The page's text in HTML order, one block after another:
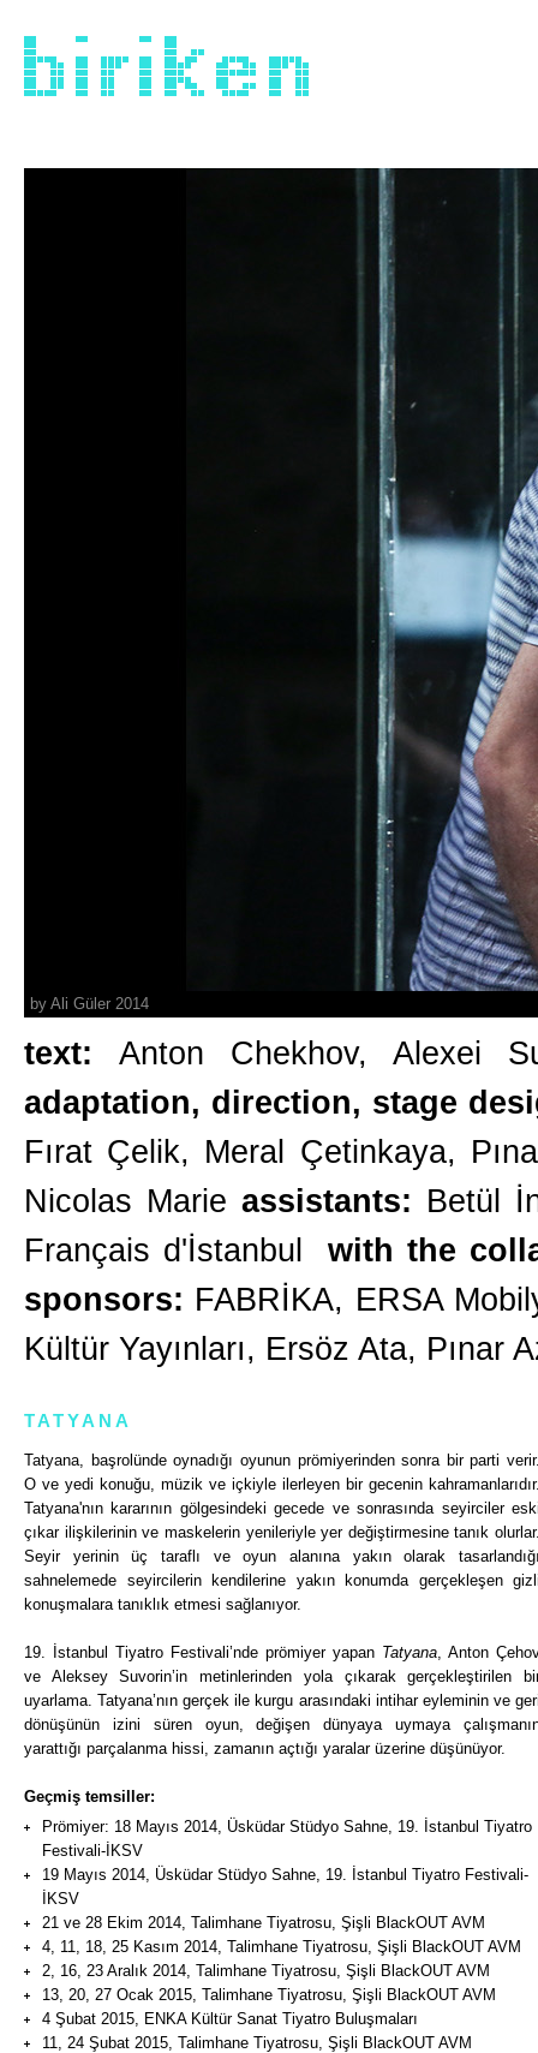
by Ali Güler 2014
text: Anton Chekhov, Alexei
adaptation, direction, stage
Fırat Çelik, Meral Çetinkaya,
Nicolas Marie assistants: Betül
Français d'İstanbulwith the
sponsors: FABRİKA, ERSA
Kültür Yayınları, Ersöz Ata,
TATYANA
Tatyana, başrolünde oynadığı oyunun prömiyerinden sonra bir parti
O ve yedi konuğu, müzik ve içkiyle ilerleyen bir gecenin
Tatyana'nın kararının gölgesindeki gecede ve sonrasında seyirciler
çıkar ilişkilerinin ve maskelerin yenileriyle yer değiştirmesine tanık
Seyir yerinin üç taraflı ve oyun alanına yakın olarak
sahnelemede seyircilerin kendilerine yakın konumda gerçekleşen
konuşmalara tanıklık etmesi sağlanıyor.
19. İstanbul Tiyatro Festivali’nde prömiyer yapan Tatyana, Anton
ve Aleksey Suvorin’in metinlerinden yola çıkarak gerçekleştirilen
uyarlama. Tatyana’nın gerçek ile kurgu arasındaki intihar eyleminin ve
dönüşünün izini süren oyun, değişen dünyaya uymaya
yarattığı parçalanma hissi, zamanın açtığı yaralar üzerine düşünüyor.
Geçmiş temsiller:
Prömiyer: 18 Mayıs 2014, Üsküdar Stüdyo Sahne, 19. İstanbul Tiyatro
Festivali-İKSV
19 Mayıs 2014, Üsküdar Stüdyo Sahne, 19. İstanbul Tiyatro Festivali-
İKSV
21 ve 28 Ekim 2014, Talimhane Tiyatrosu, Şişli BlackOUT AVM
4, 11, 18, 25 Kasım 2014, Talimhane Tiyatrosu, Şişli BlackOUT AVM
2, 16, 23 Aralık 2014, Talimhane Tiyatrosu, Şişli BlackOUT AVM
13, 20, 27 Ocak 2015, Talimhane Tiyatrosu, Şişli BlackOUT AVM
4 Şubat 2015, ENKA Kültür Sanat Tiyatro Buluşmaları
11, 24 Şubat 2015, Talimhane Tiyatrosu, Şişli BlackOUT AVM